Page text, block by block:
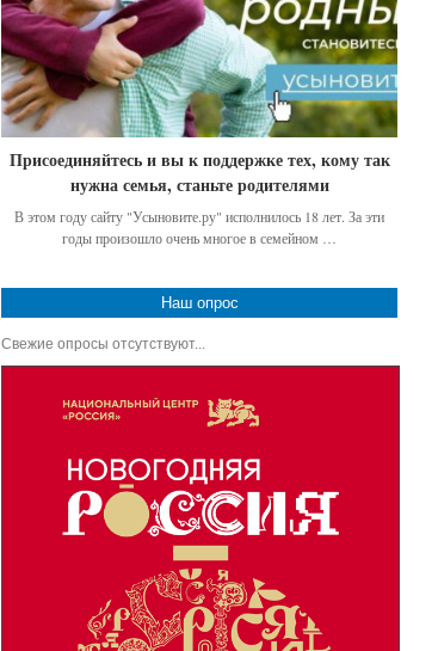
Присоединяйтесь и вы к поддержке тех, кому так
нужна семья, станьте родителями
В этом году сайту "Усыновите.ру" исполнилось 18 лет. За эти
годы произошло очень многое в семейном …
Наш опрос
Свежие опросы отсутствуют...